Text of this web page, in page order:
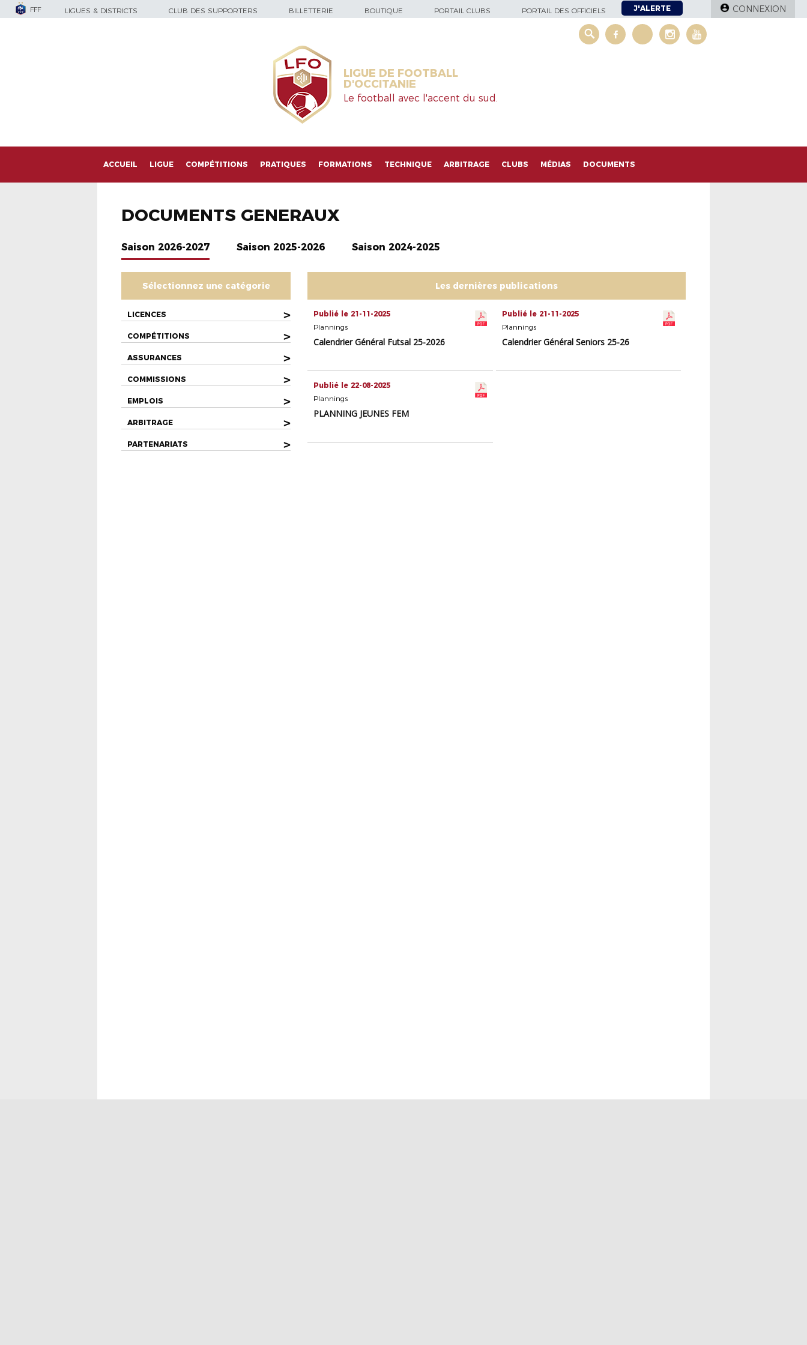
FFF LIGUES & DISTRICTS CLUB DES SUPPORTERS BILLETTERIE BOUTIQUE PORTAIL CLUBS PORTAIL DES OFFICIELS J'ALERTE CONNEXION
LIGUE DE FOOTBALL
D'OCCITANIE
Le football avec l'accent du sud.
ACCUEIL LIGUE COMPÉTITIONS PRATIQUES FORMATIONS TECHNIQUE ARBITRAGE CLUBS MÉDIAS DOCUMENTS
DOCUMENTS GENERAUX
Saison 2026-2027 Saison 2025-2026 Saison 2024-2025
Sélectionnez une catégorie
LICENCES >
COMPÉTITIONS >
ASSURANCES >
COMMISSIONS >
EMPLOIS >
ARBITRAGE >
PARTENARIATS >
Les dernières publications
Publié le 21-11-2025
Plannings
Calendrier Général Futsal 25-2026
Publié le 21-11-2025
Plannings
Calendrier Général Seniors 25-26
Publié le 22-08-2025
Plannings
PLANNING JEUNES FEM